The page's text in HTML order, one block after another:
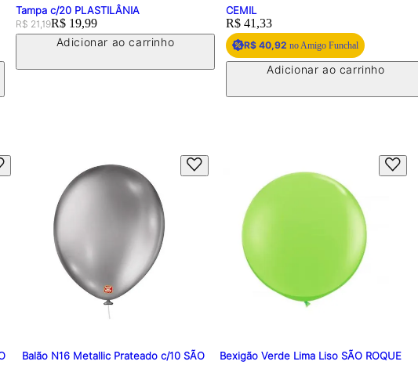
Tampa c/20 PLASTILÂNIA
Original price:
R$ 21,19Price:
R$ 19,99
Adicionar ao carrinho
CEMIL
Price:
R$ 41,33
R$ 40,92 no Amigo Funchal
Adicionar ao carrinho
Balão N16 Metallic Prateado c/10 SÃO
Bexigão Verde Lima Liso SÃO ROQUE